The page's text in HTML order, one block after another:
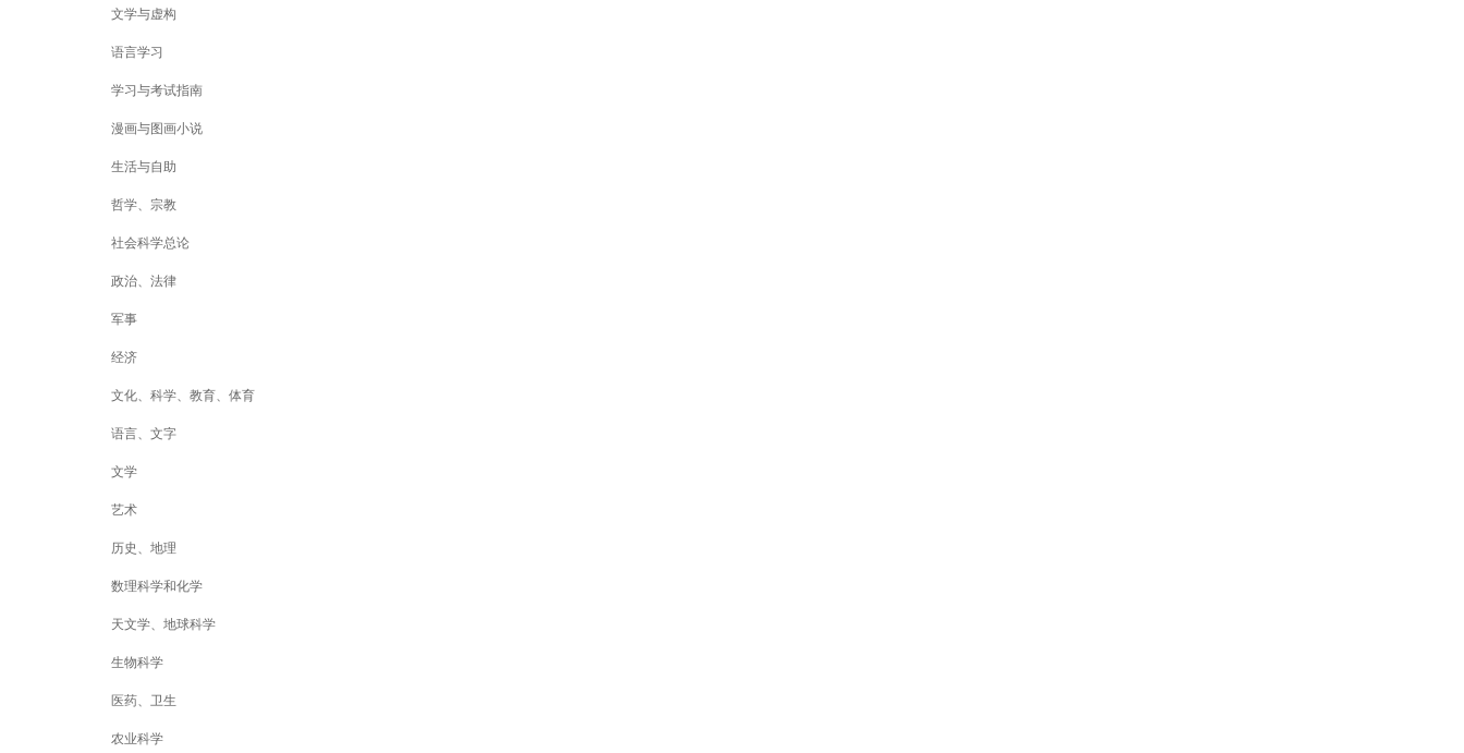
文学与虚构
语言学习
学习与考试指南
漫画与图画小说
生活与自助
哲学、宗教
社会科学总论
政治、法律
军事
经济
文化、科学、教育、体育
语言、文字
文学
艺术
历史、地理
数理科学和化学
天文学、地球科学
生物科学
医药、卫生
农业科学